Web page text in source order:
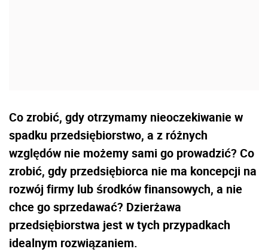
Co zrobić, gdy otrzymamy nieoczekiwanie w
spadku przedsiębiorstwo, a z różnych
względów nie możemy sami go prowadzić? Co
zrobić, gdy przedsiębiorca nie ma koncepcji na
rozwój firmy lub środków finansowych, a nie
chce go sprzedawać? Dzierżawa
przedsiębiorstwa jest w tych przypadkach
idealnym rozwiązaniem.